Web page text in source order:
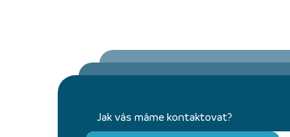
Jak vás máme kontaktovat?